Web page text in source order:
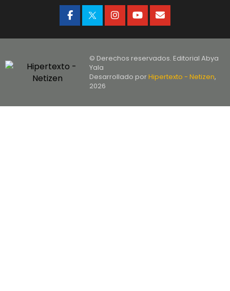
© Derechos reservados. Editorial Abya
Yala
Desarrollado porHipertexto - Netizen,
2026